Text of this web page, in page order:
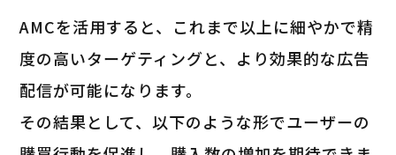
AMCを活用すると、これまで以上に細やかで精
度の高いターゲティングと、より効果的な広告
配信が可能になります。
その結果として、以下のような形でユーザーの